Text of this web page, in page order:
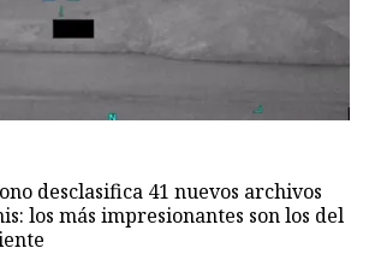
desclasifica 41 nuevos archivos
los más impresionantes son los del